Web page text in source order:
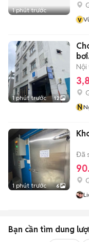
1 phút trước
v
1 phút trước 12
bơi.
Nội
N
1 phút trước 6
Đã
Bạn cần tìm dung